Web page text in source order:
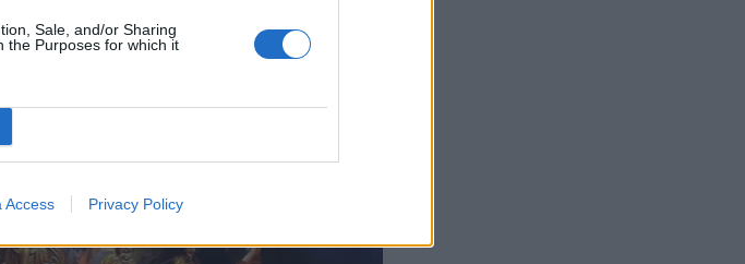
Sale, and/or Sharing
the Purposes for which it
Access Privacy Policy